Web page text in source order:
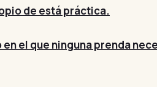
de está práctica.
en el que ninguna prenda